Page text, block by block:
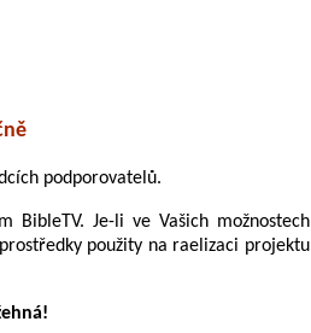
podporovatelů.
Je-li ve Vašich možnostech
použity na raelizaci projektu